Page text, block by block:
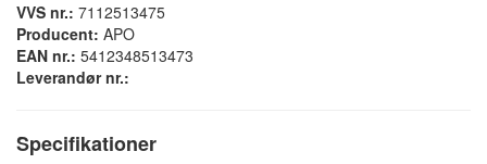
VVS nr.: 7112513475
Producent: APO
EAN nr.: 5412348513473
Leverandør nr.:
Specifikationer